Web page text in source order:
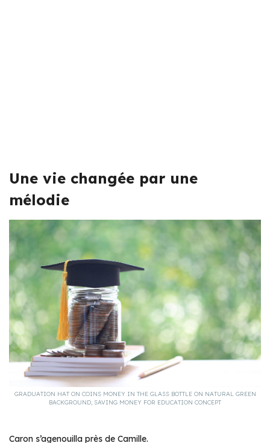
Une vie changée par une
mélodie
GRADUATION HAT ON COINS MONEY IN THE GLASS BOTTLE ON NATURAL GREEN
BACKGROUND, SAVING MONEY FOR EDUCATION CONCEPT
Caron s’agenouilla près de Camille.